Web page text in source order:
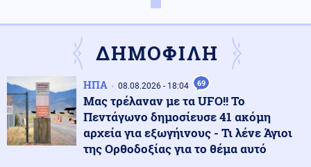
Κόσμος
Ισπανία: Έλεγχοι σε 200 ταξιδιώτες που έφτασαν από
την Ιταλία
09.08.2026 - 15:00
ΔΗΜΟΦΙΛΗ
ΗΠΑ 08.08.2026 - 18:04 69
Μας τρέλαναν με τα UFO!! Το
Πεντάγωνο δημοσίευσε 41 ακόμη
αρχεία για εξωγήινους - Τι λένε Άγιοι
της Ορθοδοξίας για το θέμα αυτό